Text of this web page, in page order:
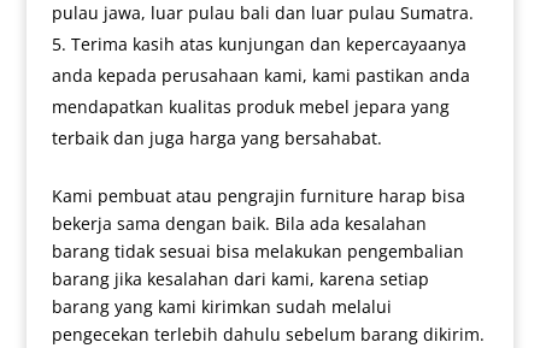
pulau jawa, luar pulau bali dan luar pulau Sumatra.
Terima kasih atas kunjungan dan kepercayaanya
anda kepada perusahaan kami, kami pastikan anda
mendapatkan kualitas produk mebel jepara yang
terbaik dan juga harga yang bersahabat.
Kami pembuat atau pengrajin furniture harap bisa
bekerja sama dengan baik. Bila ada kesalahan
barang tidak sesuai bisa melakukan pengembalian
barang jika kesalahan dari kami, karena setiap
barang yang kami kirimkan sudah melalui
pengecekan terlebih dahulu sebelum barang dikirim.